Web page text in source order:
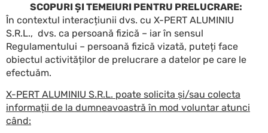
SCOPURI ȘI TEMEIURI PENTRU PRELUCRARE:
În contextul interacțiunii dvs. cu X-PERT ALUMINIU
S.R.L., dvs. ca persoană fizică – iar în sensul
Regulamentului – persoană fizică vizată, puteți face
obiectul activităților de prelucrare a datelor pe care le
efectuăm.
X-PERT ALUMINIU S.R.L. poate solicita și/sau colecta
informații de la dumneavoastră în mod voluntar atunci
când: